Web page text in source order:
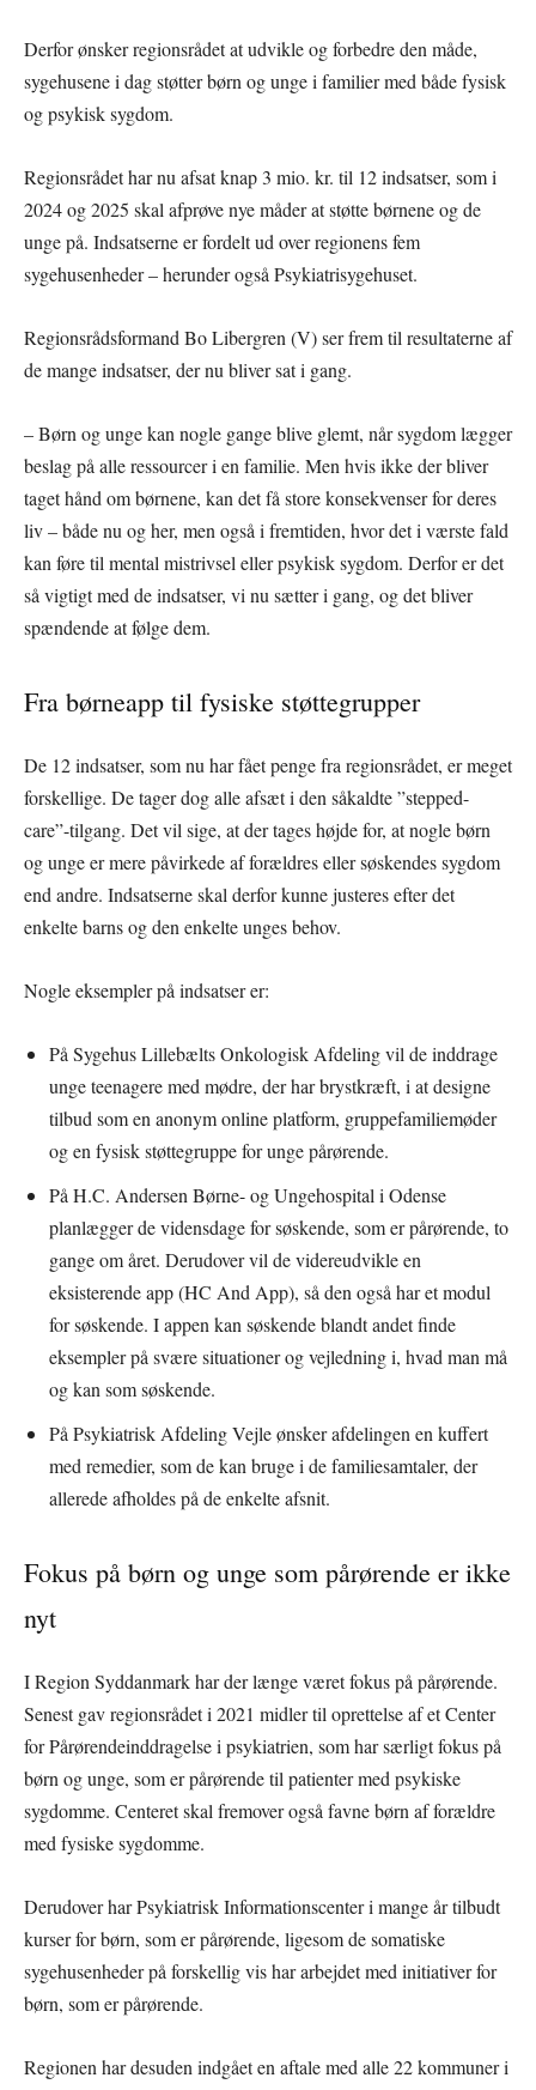
Derfor ønsker regionsrådet at udvikle og forbedre den måde,
sygehusene i dag støtter børn og unge i familier med både fysisk
og psykisk sygdom.
Regionsrådet har nu afsat knap 3 mio. kr. til 12 indsatser, som i
2024 og 2025 skal afprøve nye måder at støtte børnene og de
unge på. Indsatserne er fordelt ud over regionens fem
sygehusenheder – herunder også Psykiatrisygehuset.
Regionsrådsformand Bo Libergren (V) ser frem til resultaterne af
de mange indsatser, der nu bliver sat i gang.
– Børn og unge kan nogle gange blive glemt, når sygdom lægger
beslag på alle ressourcer i en familie. Men hvis ikke der bliver
taget hånd om børnene, kan det få store konsekvenser for deres
liv – både nu og her, men også i fremtiden, hvor det i værste fald
kan føre til mental mistrivsel eller psykisk sygdom. Derfor er det
så vigtigt med de indsatser, vi nu sætter i gang, og det bliver
spændende at følge dem.
Fra børneapp til fysiske støttegrupper
De 12 indsatser, som nu har fået penge fra regionsrådet, er meget
forskellige. De tager dog alle afsæt i den såkaldte ”stepped-
care”-tilgang. Det vil sige, at der tages højde for, at nogle børn
og unge er mere påvirkede af forældres eller søskendes sygdom
end andre. Indsatserne skal derfor kunne justeres efter det
enkelte barns og den enkelte unges behov.
Nogle eksempler på indsatser er:
På Sygehus Lillebælts Onkologisk Afdeling vil de inddrage
unge teenagere med mødre, der har brystkræft, i at designe
tilbud som en anonym online platform, gruppefamiliemøder
og en fysisk støttegruppe for unge pårørende.
På H.C. Andersen Børne- og Ungehospital i Odense
planlægger de vidensdage for søskende, som er pårørende, to
gange om året. Derudover vil de videreudvikle en
eksisterende app (HC And App), så den også har et modul
for søskende. I appen kan søskende blandt andet finde
eksempler på svære situationer og vejledning i, hvad man må
og kan som søskende.
På Psykiatrisk Afdeling Vejle ønsker afdelingen en kuffert
med remedier, som de kan bruge i de familiesamtaler, der
allerede afholdes på de enkelte afsnit.
Fokus på børn og unge som pårørende er ikke
nyt
I Region Syddanmark har der længe været fokus på pårørende.
Senest gav regionsrådet i 2021 midler til oprettelse af et Center
for Pårørendeinddragelse i psykiatrien, som har særligt fokus på
børn og unge, som er pårørende til patienter med psykiske
sygdomme. Centeret skal fremover også favne børn af forældre
med fysiske sygdomme.
Derudover har Psykiatrisk Informationscenter i mange år tilbudt
kurser for børn, som er pårørende, ligesom de somatiske
sygehusenheder på forskellig vis har arbejdet med initiativer for
børn, som er pårørende.
Regionen har desuden indgået en aftale med alle 22 kommuner i